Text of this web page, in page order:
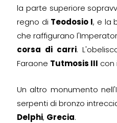
la parte superiore
regno di Teodosio I, e la
che raffigurano
corsa di carri.
Faraone Tutmosis III con
Un altro monumento
serpenti di bronzo
Delphi, Grecia.